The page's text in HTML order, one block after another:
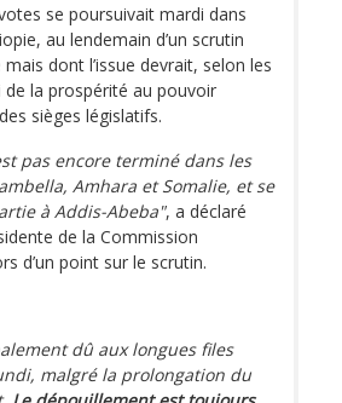
se poursuivait mardi dans
au lendemain d’un scrutin
dont l’issue devrait, selon les
la prospérité au pouvoir
sièges législatifs.
pas encore terminé dans les
Amhara et Somalie, et se
à Addis-Abeba", a déclaré
de la Commission
d’un point sur le scrutin.
dû aux longues files
malgré la prolongation du